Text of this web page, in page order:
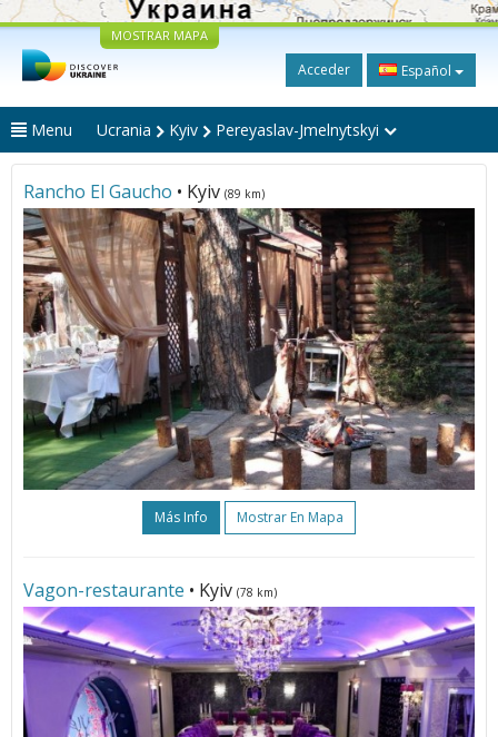
MOSTRAR MAPA
Acceder Español
Menu Ucrania Kyiv Pereyaslav-Jmelnytskyi
Rancho El Gaucho • Kyiv (89 km)
Más Info Mostrar En Mapa
Vagon-restaurante • Kyiv (78 km)